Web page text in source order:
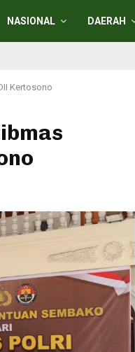
NASIONAL DAERAH
Kertosono